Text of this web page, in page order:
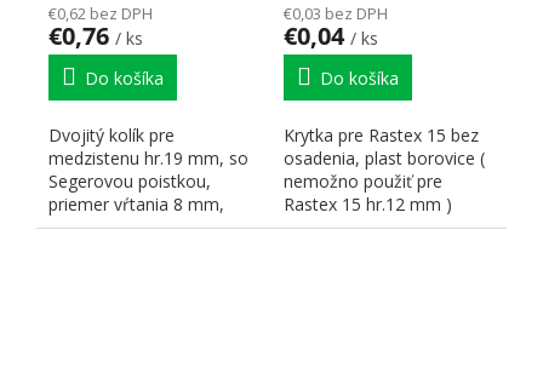
€0,62 bez DPH
€0,76 / ks
Do košíka
Dvojitý kolík pre
medzistenu hr.19 mm, so
Segerovou poistkou,
priemer vŕtania 8 mm,
upínací rozmer 49/30 mm,
€0,03 bez DPH
€0,04 / ks
Do košíka
Krytka pre Rastex 15 bez
osadenia, plast borovice (
nemožno použiť pre
Rastex 15 hr.12 mm )